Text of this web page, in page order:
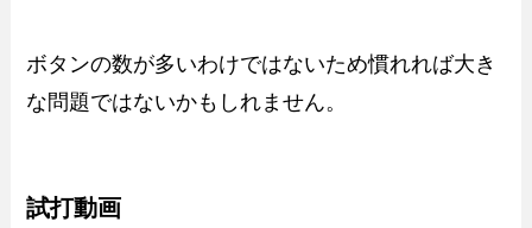
ボタンの数が多いわけではないため慣れれば大き
な問題ではないかもしれません。
試打動画